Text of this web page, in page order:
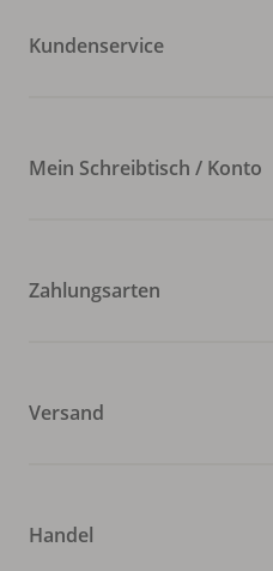
Kundenservice
Mein Schreibtisch / Konto
Zahlungsarten
Versand
Handel